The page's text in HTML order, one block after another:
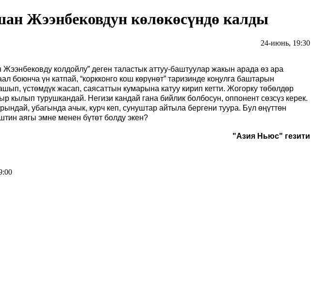
Жээнбековдун көлөкөсүндө калды
24-июнь, 19:30
колдойлу” деген таластык аттуу-баштуулар жакын арада өз ара
үн катпай, “коркконго кош көрүнөт” таризинде коңулга баштарын
үстөмдүк жасап, саясаттын кумарына катуу кирип кетти. Жогорку төбөлдөр
кылып турушкандай. Негизи кандай гана бийлик болбосун, оппонент сөзсүз керек.
убагында ачык, курч кеп, сунуштар айтыла бергени туура. Бул өңүттөн
аягы эмне менен бүтөт болду экен?
"Азия Ньюс" гезити